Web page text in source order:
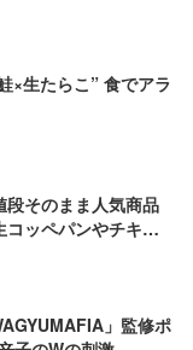
×生たらこ” 食でアラ
段そのまま人気商品
ッペパンやチキン
」監修ポ